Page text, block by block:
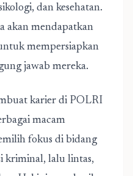
dan kesehatan.
akan mendapatkan
mempersiapkan
jawab mereka.
karier di POLRI
macam
fokus di bidang
kriminal, lalu lintas,